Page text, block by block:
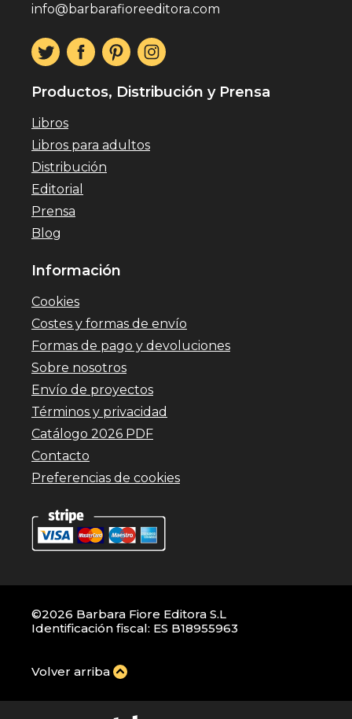
info@barbarafioreeditora.com
Productos, Distribución y Prensa
Libros
Libros para adultos
Distribución
Editorial
Prensa
Blog
Información
Cookies
Costes y formas de envío
Formas de pago y devoluciones
Sobre nosotros
Envío de proyectos
Términos y privacidad
Catálogo 2026 PDF
Contacto
Preferencias de cookies
©2026 Barbara Fiore Editora S.L
Identificación fiscal: ES B18955963
Volver arriba